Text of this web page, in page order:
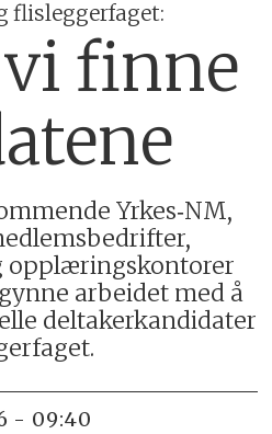
flisleggerfaget:
finne
Yrkes‑NM,
opplæringskontorer
arbeidet med å
deltakerkandidater
- 09:40